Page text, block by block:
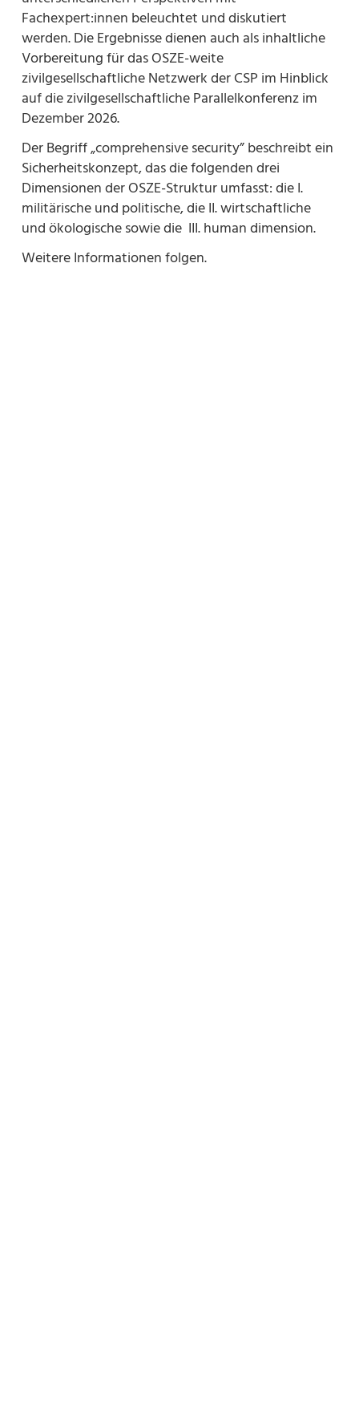
Fachexpert:innen beleuchtet und diskutiert
werden. Die Ergebnisse dienen auch als inhaltliche
Vorbereitung für das OSZE-weite
zivilgesellschaftliche Netzwerk der CSP im Hinblick
auf die zivilgesellschaftliche Parallelkonferenz im
Dezember 2026.
Der Begriff „comprehensive security” beschreibt ein
Sicherheitskonzept, das die folgenden drei
Dimensionen der OSZE-Struktur umfasst: die I.
militärische und politische, die II. wirtschaftliche
und ökologische sowie die III. human dimension.
Weitere Informationen folgen.